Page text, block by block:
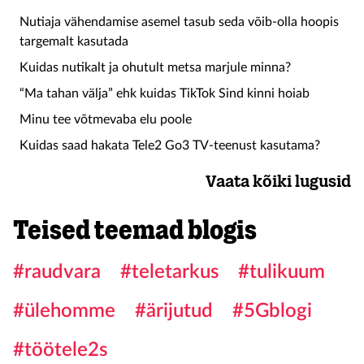
Nutiaja vähendamise asemel tasub seda võib-olla hoopis
targemalt kasutada
Kuidas nutikalt ja ohutult metsa marjule minna?
“Ma tahan välja” ehk kuidas TikTok Sind kinni hoiab
Minu tee võtmevaba elu poole
Kuidas saad hakata Tele2 Go3 TV-teenust kasutama?
Vaata kõiki lugusid
Teised teemad blogis
#raudvara #teletarkus
#tulikuum
#ülehomme
#ärijutud
#5Gblogi
#töötele2s